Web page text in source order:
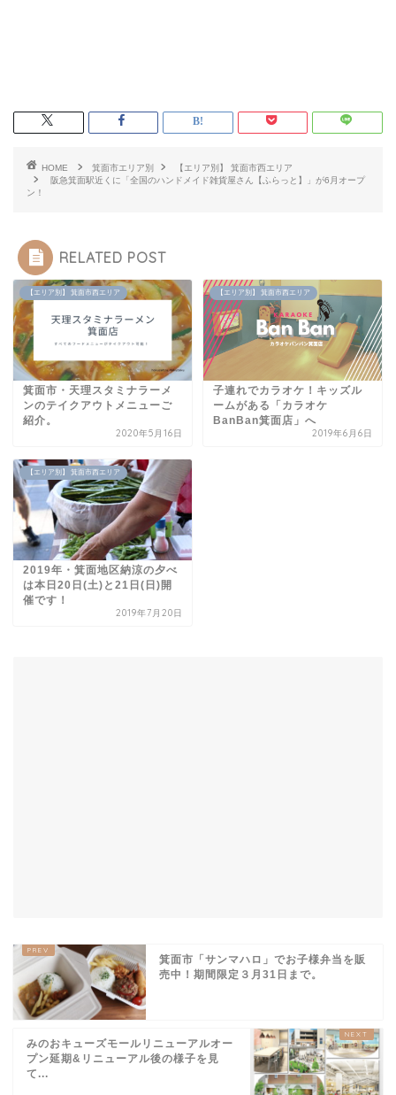
HOME 箕面市エリア別
【エリア別】 箕面市西エリア
阪急箕面駅近くに「全国のハンドメイド雑貨屋さん【ふらっと】」が6月オープ
ン！
RELATED POST
【エリア別】 箕面市西エリア
箕面市・天理スタミナラーメ
ンのテイクアウトメニューご
紹介。
2020年5月16日
【エリア別】 箕面市西エリア
子連れでカラオケ！キッズル
ームがある「カラオケ
BanBan箕面店」へ
2019年6月6日
【エリア別】 箕面市西エリア
2019年・箕面地区納涼の夕べ
は本日20日(土)と21日(日)開
催です！
2019年7月20日
箕面市「サンマハロ」でお子様弁当を販
売中！期間限定３月31日まで。
みのおキューズモールリニューアルオー
プン延期&リニューアル後の様子を見
て...